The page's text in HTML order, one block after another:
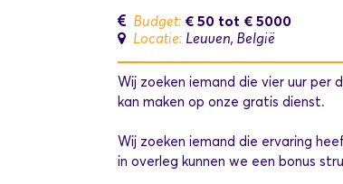
Budget: € 50 tot € 5000
Locatie: Leuven, België
Wij zoeken iemand die vier uur per
kan maken op onze gratis dienst.
Wij zoeken iemand die ervaring
in overleg kunnen we een bonus